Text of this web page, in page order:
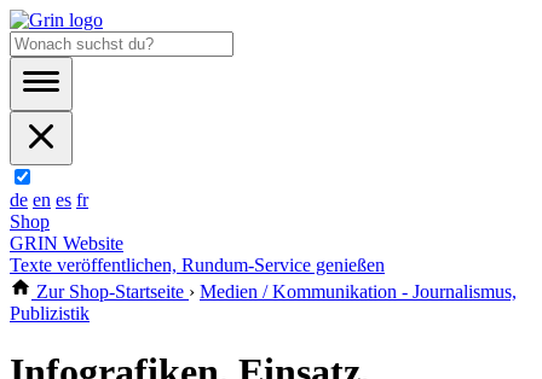
de en es fr
Shop
GRIN Website
Texte veröffentlichen, Rundum-Service genießen
Zur Shop-Startseite › Medien / Kommunikation - Journalismus,
Publizistik